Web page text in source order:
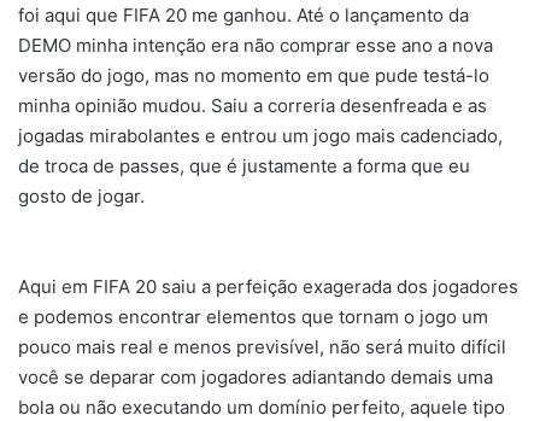
foi aqui que FIFA 20 me ganhou. Até o lançamento da
DEMO minha intenção era não comprar esse ano a nova
versão do jogo, mas no momento em que pude testá-lo
minha opinião mudou. Saiu a correria desenfreada e as
jogadas mirabolantes e entrou um jogo mais cadenciado,
de troca de passes, que é justamente a forma que eu
gosto de jogar.
Aqui em FIFA 20 saiu a perfeição exagerada dos jogadores
e podemos encontrar elementos que tornam o jogo um
pouco mais real e menos previsível, não será muito difícil
você se deparar com jogadores adiantando demais uma
bola ou não executando um domínio perfeito, aquele tipo